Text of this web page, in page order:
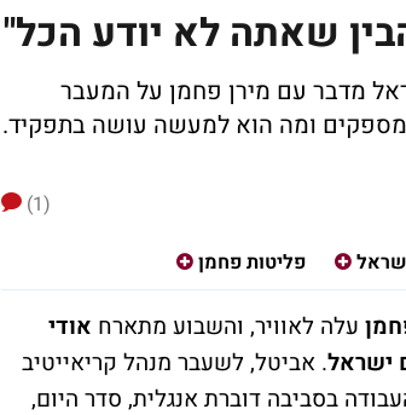
שאתה לא יודע הכל"
מדבר עם מירן פחמן על המעבר
ומה הוא למעשה עושה בתפקיד.
(1)
פליטות פחמן
עלה לאוויר, והשבוע מתארח אודי
ישראל. אביטל, לשעבר מנהל קריאייטיב
בסביבה דוברת אנגלית, סדר היום,